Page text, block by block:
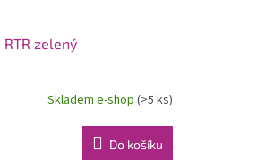
zelený
Skladem e-shop (>5 ks)
Do košíku